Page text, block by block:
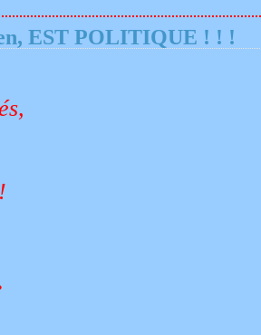
EST POLITIQUE ! ! !